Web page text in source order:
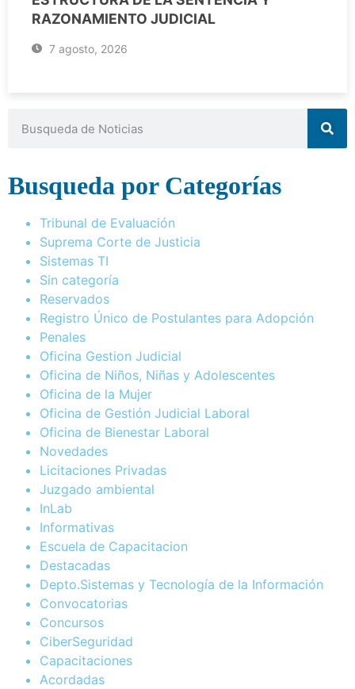
RAZONAMIENTO JUDICIAL
7 agosto, 2026
Busqueda por Categorías
Tribunal de Evaluación
Suprema Corte de Justicia
Sistemas TI
Sin categoría
Reservados
Registro Único de Postulantes para Adopción
Penales
Oficina Gestion Judicial
Oficina de Niños, Niñas y Adolescentes
Oficina de la Mujer
Oficina de Gestión Judicial Laboral
Oficina de Bienestar Laboral
Novedades
Licitaciones Privadas
Juzgado ambiental
InLab
Informativas
Escuela de Capacitacion
Destacadas
Depto.Sistemas y Tecnología de la Información
Convocatorias
Concursos
CiberSeguridad
Capacitaciones
Acordadas